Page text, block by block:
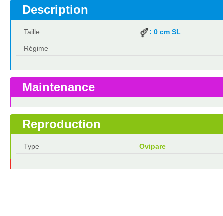
Description
Taille : 0 cm SL
Régime
Maintenance
Reproduction
Type Ovipare